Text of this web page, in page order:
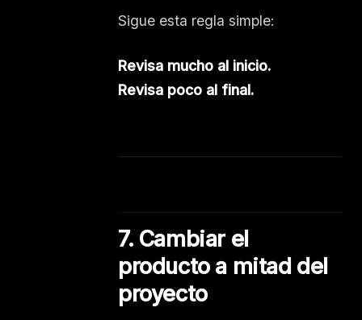
Sigue esta regla simple:
Revisa mucho al inicio.
Revisa poco al final.
7. Cambiar el
producto a mitad del
proyecto